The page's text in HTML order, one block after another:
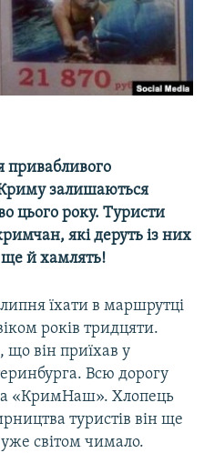
привабливого
залишаються
цього року. Туристи
які деруть із них
ще й хамлять!
їхати в маршрутці
років тридцяти.
що він приїхав у
Всю дорогу
«КримНаш». Хлопець
туристів він ще
уже світом чимало.